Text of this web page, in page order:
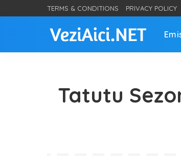
TERMS & CONDITIONS PRIVACY POLICY
Tatutu